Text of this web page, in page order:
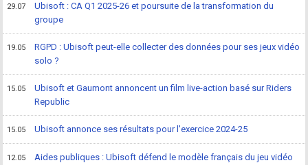
29.07
Ubisoft : CA Q1 2025-26 et poursuite de la transformation du
groupe
19.05
RGPD : Ubisoft peut-elle collecter des données pour ses jeux vidéo
solo ?
15.05
Ubisoft et Gaumont annoncent un film live-action basé sur Riders
Republic
15.05 Ubisoft annonce ses résultats pour l'exercice 2024-25
12.05
Aides publiques : Ubisoft défend le modèle français du jeu vidéo